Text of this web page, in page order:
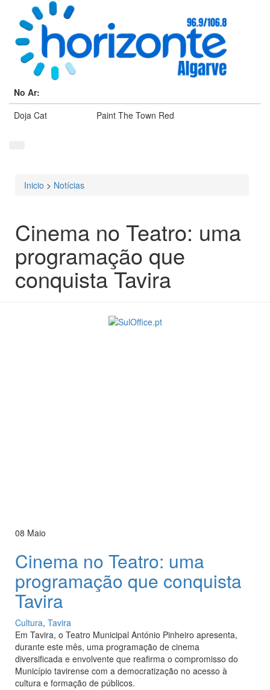
No Ar:
Doja Cat
Paint The Town Red
Está aqui
Inicio > Notícias
Cinema no Teatro: uma
programação que
conquista Tavira
08 Maio
Cinema no Teatro: uma
programação que conquista
Tavira
Cultura, Tavira
Em Tavira, o Teatro Municipal António Pinheiro apresenta,
durante este mês, uma programação de cinema
diversificada e envolvente que reafirma o compromisso do
Município tavirense com a democratização no acesso à
cultura e formação de públicos.